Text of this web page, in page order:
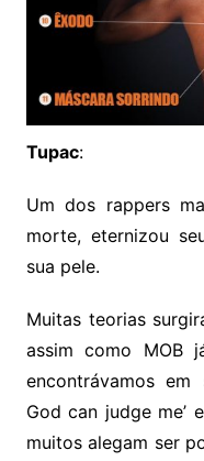
Tupac:
Um dos rappers
morte, eternizou
sua pele.
Muitas teorias
assim como MOB
encontrávamos
God can judge me’
muitos alegam ser